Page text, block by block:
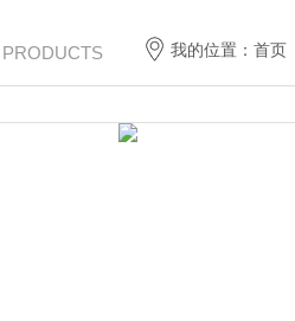
我的位置：首页